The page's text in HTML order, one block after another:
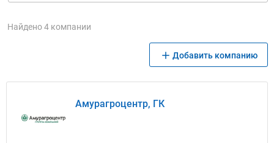
Найдено 4 компании
Добавить компанию
Амурагроцентр, ГК